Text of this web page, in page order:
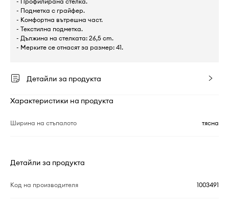
- Подметка с грайфер.
- Комфортна вътрешна част.
- Текстилна подметка.
- Дължина на стелката: 26,5 cm.
- Мерките се отнасят за размер: 41.
Детайли за продукта
Характеристики на продукта
Ширина на стъпалото тясна
Детайли за продукта
Код на производителя 1003491